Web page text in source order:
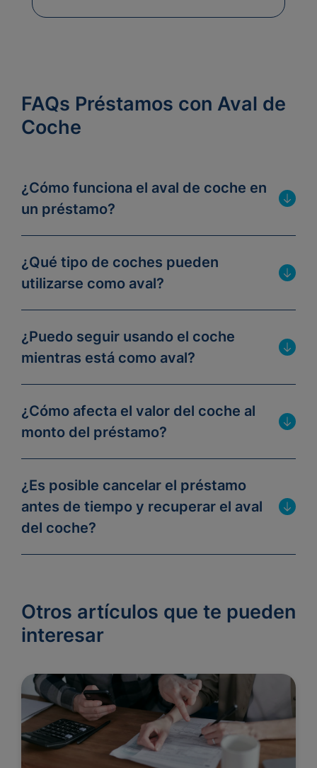
FAQs Préstamos con Aval de
Coche
¿Cómo funciona el aval de coche en
un préstamo?
¿Qué tipo de coches pueden
utilizarse como aval?
¿Puedo seguir usando el coche
mientras está como aval?
¿Cómo afecta el valor del coche al
monto del préstamo?
¿Es posible cancelar el préstamo
antes de tiempo y recuperar el aval
del coche?
Otros artículos que te pueden
interesar